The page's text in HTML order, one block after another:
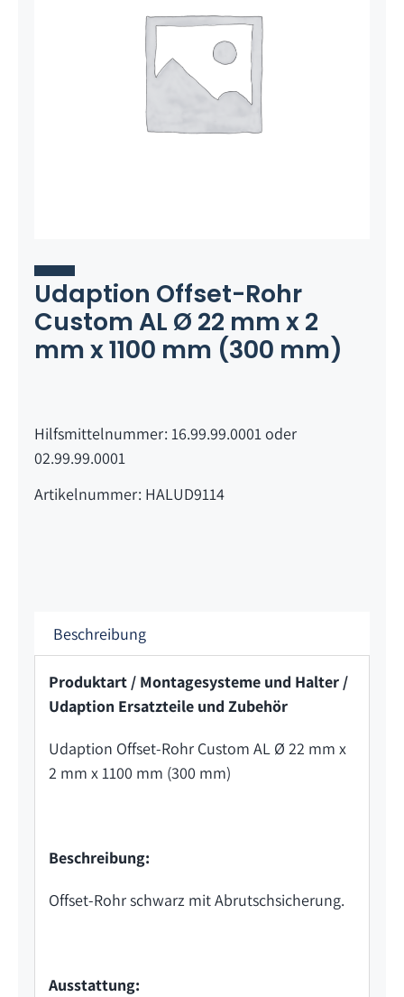
Udaption Offset-Rohr
Custom AL Ø 22 mm x 2
mm x 1100 mm (300 mm)
Hilfsmittelnummer: 16.99.99.0001 oder
02.99.99.0001
Artikelnummer: HALUD9114
Beschreibung
Produktart / Montagesysteme und Halter /
Udaption Ersatzteile und Zubehör
Udaption Offset-Rohr Custom AL Ø 22 mm x
2 mm x 1100 mm (300 mm)
Beschreibung:
Offset-Rohr schwarz mit Abrutschsicherung.
Ausstattung: